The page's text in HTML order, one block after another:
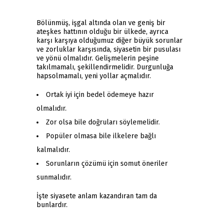
Bölünmüş, işgal altında olan ve geniş bir
ateşkes hattının olduğu bir ülkede, ayrıca
karşı karşıya olduğumuz diğer büyük sorunlar
ve zorluklar karşısında, siyasetin bir pusulası
ve yönü olmalıdır. Gelişmelerin peşine
takılmamalı, şekillendirmelidir. Durgunluğa
hapsolmamalı, yeni yollar açmalıdır.
Ortak iyi için bedel ödemeye hazır
olmalıdır.
Zor olsa bile doğruları söylemelidir.
Popüler olmasa bile ilkelere bağlı
kalmalıdır.
Sorunların çözümü için somut öneriler
sunmalıdır.
İşte siyasete anlam kazandıran tam da
bunlardır.